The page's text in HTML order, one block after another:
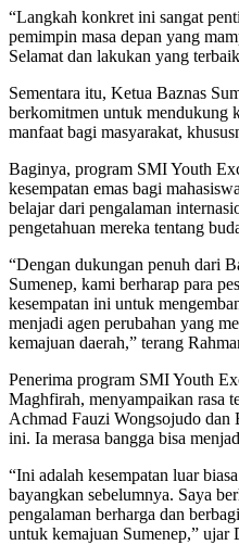
“Langkah konkret ini sangat
pemimpin masa depan yang
Selamat dan lakukan yang
Sementara itu, Ketua Baznas
berkomitmen untuk mendukung
manfaat bagi masyarakat,
Baginya, program SMI Youth
kesempatan emas bagi
belajar dari pengalaman
pengetahuan mereka tentang
“Dengan dukungan penuh dari
Sumenep, kami berharap para
kesempatan ini untuk
menjadi agen perubahan yang
kemajuan daerah,” terang
Penerima program SMI Youth
Maghfirah, menyampaikan rasa
Achmad Fauzi Wongsojudo dan
ini. Ia merasa bangga bisa
“Ini adalah kesempatan luar
bayangkan sebelumnya. Saya
pengalaman berharga dan
untuk kemajuan Sumenep,” ujar